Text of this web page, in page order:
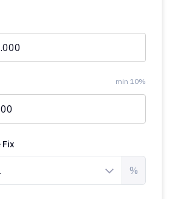
min 10%
Fix
%